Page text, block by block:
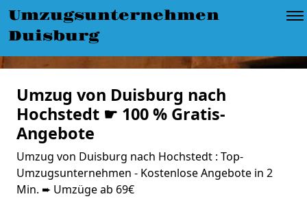
Umzugsunternehmen
Duisburg
Umzug von Duisburg nach
Hochstedt ☛ 100 % Gratis-
Angebote
Umzug von Duisburg nach Hochstedt : Top-
Umzugsunternehmen - Kostenlose Angebote in 2
Min. ➨ Umzüge ab 69€